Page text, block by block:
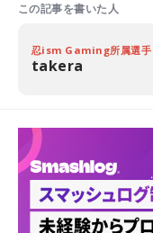
この記事を書いた人
忍ism Gaming所属選手
takera